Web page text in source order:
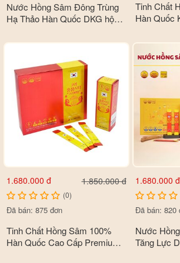
Công dụng
dương, phát triển sức mạnh thể chất, xúc
hoàn máu và giảm căng thẳng.
- Giúp bồi bổ toàn diện cho cơ thể, bổ máu,
và hoàn lực một cách nhanh chóng.
- Hỗ trợ chống xơ cứng động mạnh, giảm
dùng cho người già yếu, người cao tuổi.
Nước Hồng Sâm Đông Trùng
Hạ Thảo Hàn Quốc DKG hộp
Tinh Chất
Hàn Quốc
1.680.000 đ 1.850.000 đ
(0)
Đã bán: 875 đơn
Tinh Chất Hồng Sâm 100%
Hàn Quốc Cao Cấp Premium
1.680.000 đ
Đã bán: 820
Nước
Tăng Lực